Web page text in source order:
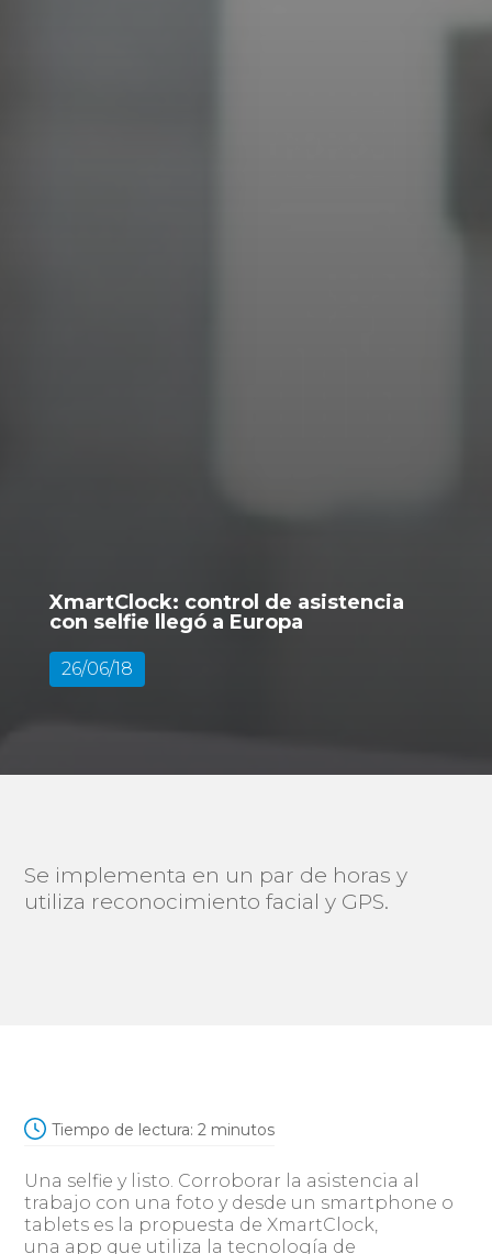
XmartClock: control de asistencia
con selfie llegó a Europa
26/06/18
Se implementa en un par de horas y
utiliza reconocimiento facial y GPS.
Tiempo de lectura: 2 minutos
Una selfie y listo. Corroborar la asistencia al
trabajo con una foto y desde un smartphone o
tablets es la propuesta de XmartClock,
una app que utiliza la tecnología de